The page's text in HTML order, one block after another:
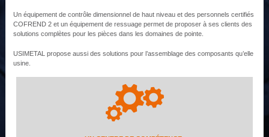
Un équipement de contrôle dimensionnel de haut niveau et des personnels certifiés
COFREND 2 et un équipement de ressuage permet de proposer à ses clients des
solutions complètes pour les pièces dans les domaines de pointe.
USIMETAL propose aussi des solutions pour l’assemblage des composants qu’elle
usine.